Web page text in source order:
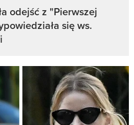
odejść z "Pierwszej
się ws.